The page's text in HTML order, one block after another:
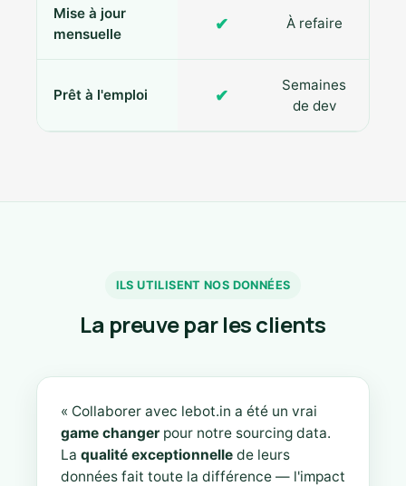
Mise à jour
mensuelle
✔ À refaire
Prêt à l'emploi ✔
Semaines
de dev
ILS UTILISENT NOS DONNÉES
La preuve par les clients
« Collaborer avec lebot.in a été un vrai
game changer pour notre sourcing data.
La qualité exceptionnelle de leurs
données fait toute la différence — l'impact